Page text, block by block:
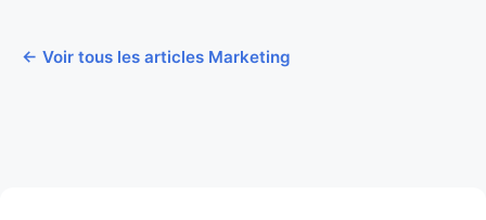
← Voir tous les articles Marketing